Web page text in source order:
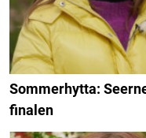
Sommerhytta:
finalen